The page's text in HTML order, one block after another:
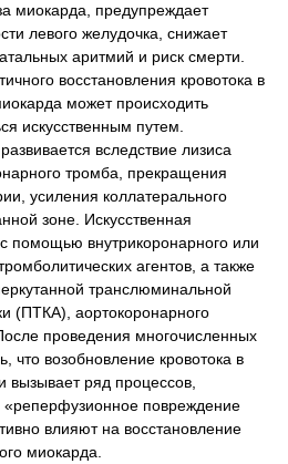
миокарда, предупреждает
левого желудочка, снижает
аритмий и риск смерти.
восстановления кровотока в
может происходить
искусственным путем.
вследствие лизиса
тромба, прекращения
усиления коллатерального
зоне. Искусственная
помощью внутрикоронарного или
агентов, а также
транслюминальной
(ПТКА), аортокоронарного
проведения многочисленных
что возобновление кровотока в
вызывает ряд процессов,
повреждение
влияют на восстановление
миокарда.